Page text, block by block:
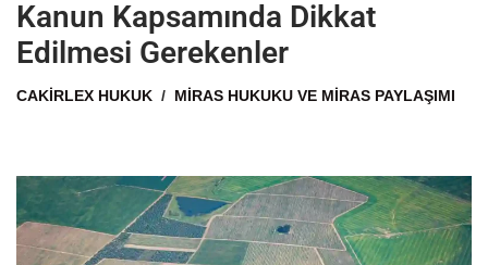
Kanun Kapsamında Dikkat
Edilmesi Gerekenler
CAKIRLEX HUKUK MIRAS HUKUKU VE MIRAS PAYLAŞIMI